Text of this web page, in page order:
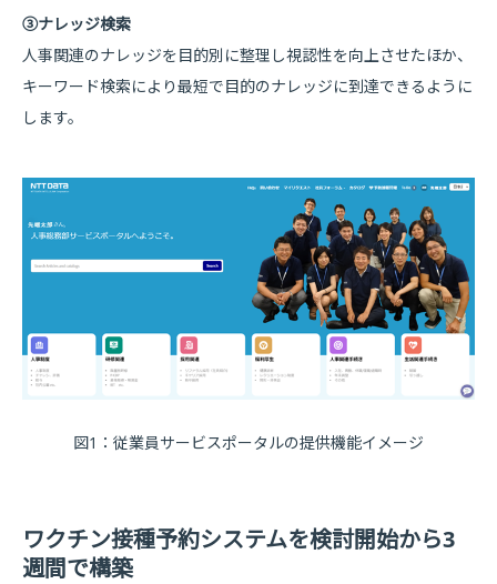
③ナレッジ検索
人事関連のナレッジを目的別に整理し視認性を向上させたほか、
キーワード検索により最短で目的のナレッジに到達できるように
します。
図1：従業員サービスポータルの提供機能イメージ
ワクチン接種予約システムを検討開始から3
週間で構築